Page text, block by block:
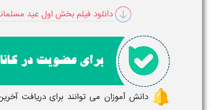
دانلود فیلم بخش اول عید مسلمانان 1 درس دوازدهم هدیه های آسمانی ششم
دانش آموزان می توانند برای دریافت